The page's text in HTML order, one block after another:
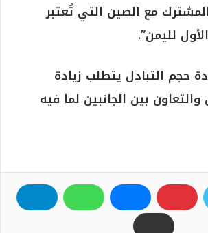
مع الصين التي تُعتبر
لليمن”.
حجم التبادل يتطلب زيادة
بين الجانبين لما فيه